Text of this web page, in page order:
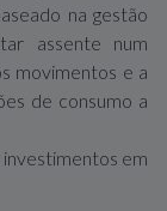
na gestão
assente num
movimentos e a
de consumo a
em